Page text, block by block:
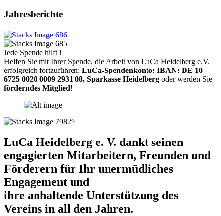
Jahresberichte
Jede Spende hilft !
Helfen Sie mit Ihrer Spende, die Arbeit von LuCa Heidelberg e.V.
erfolgreich fortzuführen: LuCa-Spendenkonto: IBAN: DE 10
6725 0020 0009 2931 08, Sparkasse Heidelberg oder werden Sie
förderndes Mitglied!
LuCa Heidelberg e. V. dankt seinen
engagierten Mitarbeitern, Freunden und
Förderern für Ihr unermüdliches
Engagement und
ihre anhaltende Unterstützung des
Vereins in all den Jahren.